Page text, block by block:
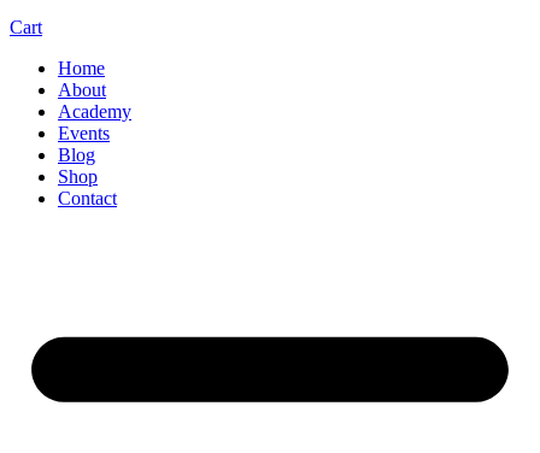
Cart
Home
About
Academy
Events
Blog
Shop
Contact